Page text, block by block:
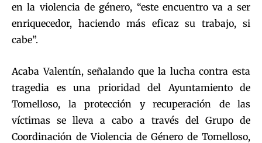
en la violencia de género, “este encuentro va a ser
enriquecedor, haciendo más eficaz su trabajo, si
cabe”.
Acaba Valentín, señalando que la lucha contra esta
tragedia es una prioridad del Ayuntamiento de
Tomelloso, la protección y recuperación de las
víctimas se lleva a cabo a través del Grupo de
Coordinación de Violencia de Género de Tomelloso,